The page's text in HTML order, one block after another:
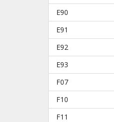
E90
E91
E92
E93
F07
F10
F11